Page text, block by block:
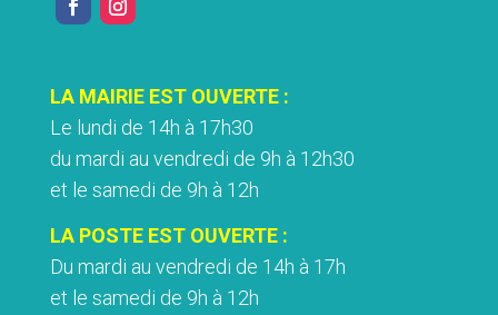
LA MAIRIE EST OUVERTE :
Le lundi de 14h à 17h30
du mardi au vendredi de 9h à 12h30
et le samedi de 9h à 12h
LA POSTE EST OUVERTE :
Du mardi au vendredi de 14h à 17h
et le samedi de 9h à 12h